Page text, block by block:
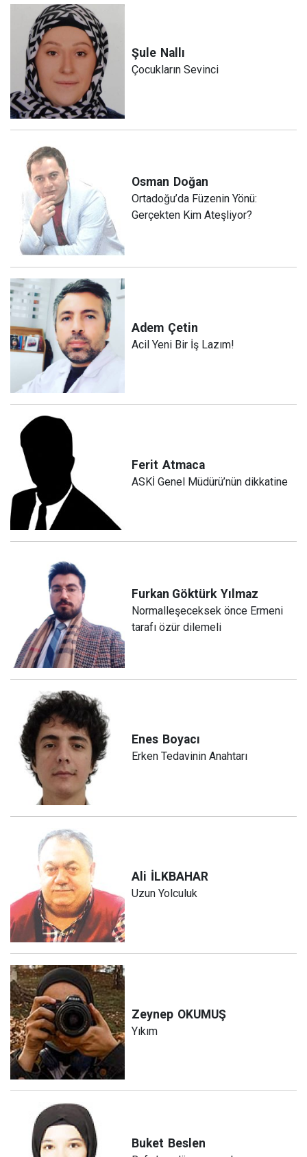
Şule Nallı
Çocukların Sevinci
Osman Doğan
Ortadoğu’da Füzenin Yönü:
Gerçekten Kim Ateşliyor?
Adem Çetin
Acil Yeni Bir İş Lazım!
Ferit Atmaca
ASKİ Genel Müdürü’nün dikkatine
Furkan Göktürk Yılmaz
Normalleşeceksek önce Ermeni
tarafı özür dilemeli
Enes Boyacı
Erken Tedavinin Anahtarı
Ali İLKBAHAR
Uzun Yolculuk
Zeynep OKUMUŞ
Yıkım
Buket Beslen